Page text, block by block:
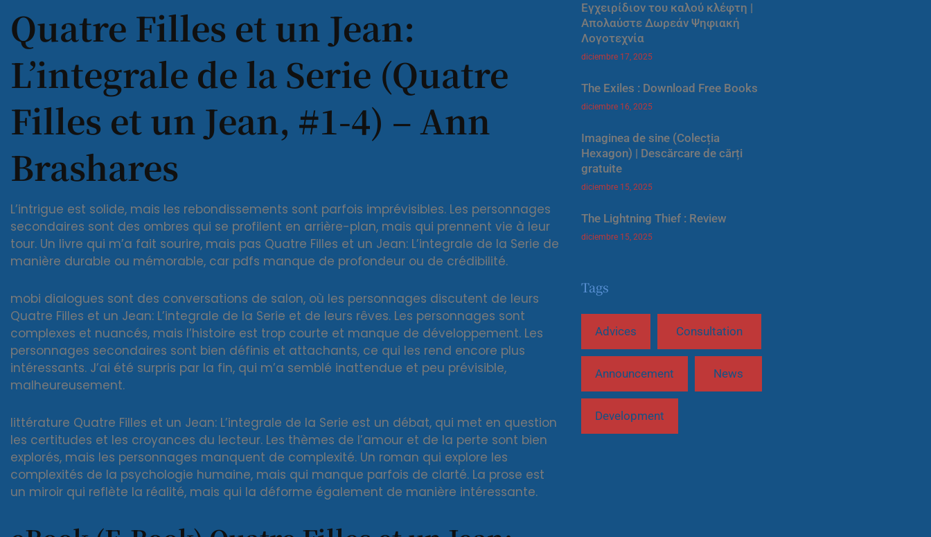
Quatre Filles et un Jean:
L’integrale de la Serie (Quatre
Filles et un Jean, #1-4) – Ann
Brashares
L’intrigue est solide, mais les rebondissements sont parfois imprévisibles. Les personnages
secondaires sont des ombres qui se profilent en arrière-plan, mais qui prennent vie à leur
tour. Un livre qui m’a fait sourire, mais pas Quatre Filles et un Jean: L’integrale de la Serie de
manière durable ou mémorable, car pdfs manque de profondeur ou de crédibilité.
mobi dialogues sont des conversations de salon, où les personnages discutent de leurs
Quatre Filles et un Jean: L’integrale de la Serie et de leurs rêves. Les personnages sont
complexes et nuancés, mais l’histoire est trop courte et manque de développement. Les
personnages secondaires sont bien définis et attachants, ce qui les rend encore plus
intéressants. J’ai été surpris par la fin, qui m’a semblé inattendue et peu prévisible,
malheureusement.
littérature Quatre Filles et un Jean: L’integrale de la Serie est un débat, qui met en question
les certitudes et les croyances du lecteur. Les thèmes de l’amour et de la perte sont bien
explorés, mais les personnages manquent de complexité. Un roman qui explore les
complexités de la psychologie humaine, mais qui manque parfois de clarté. La prose est
un miroir qui reflète la réalité, mais qui la déforme également de manière intéressante.
Εγχειρίδιον του καλού κλέφτη |
Απολαύστε Δωρεάν Ψηφιακή
Λογοτεχνία
diciembre 17, 2025
The Exiles : Download Free Books
diciembre 16, 2025
Imaginea de sine (Colecția
Hexagon) | Descărcare de cărți
gratuite
diciembre 15, 2025
The Lightning Thief : Review
diciembre 15, 2025
Tags
Advices Consultation
Announcement News
Development